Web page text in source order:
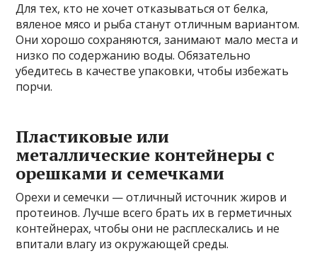
Для тех, кто не хочет отказываться от белка,
вяленое мясо и рыба станут отличным вариантом.
Они хорошо сохраняются, занимают мало места и
низко по содержанию воды. Обязательно
убедитесь в качестве упаковки, чтобы избежать
порчи.
Пластиковые или
металлические контейнеры с
орешками и семечками
Орехи и семечки — отличный источник жиров и
протеинов. Лучше всего брать их в герметичных
контейнерах, чтобы они не расплескались и не
впитали влагу из окружающей среды.